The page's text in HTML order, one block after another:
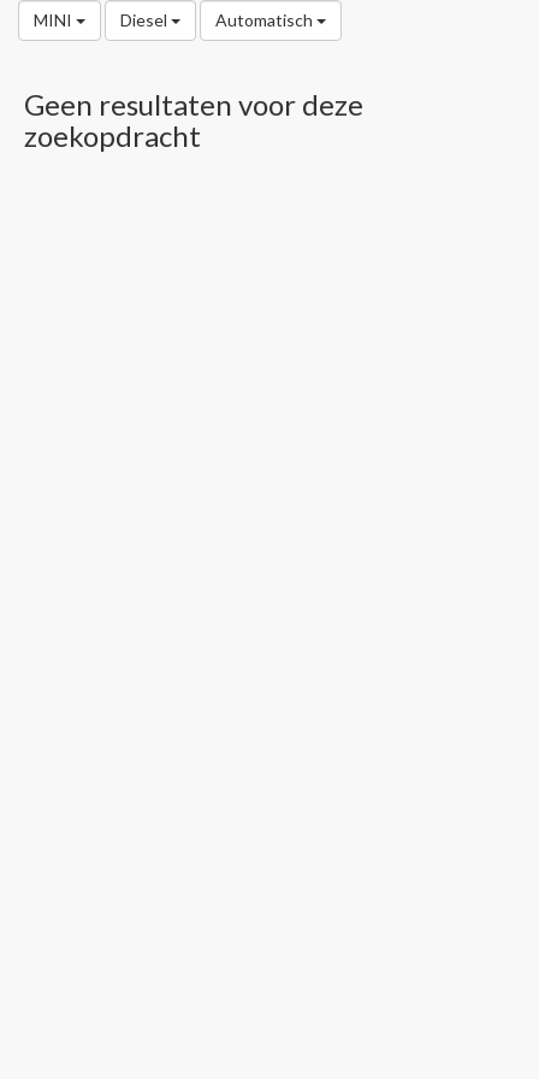
MINI Diesel Automatisch
Geen resultaten voor deze
zoekopdracht